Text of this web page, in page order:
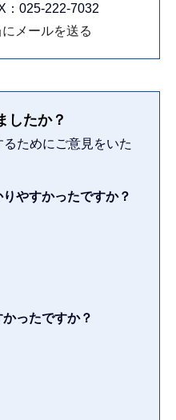
025-222-7032
メールを送る
したか？
ためにご意見をいた
やすかったですか？
ったですか？